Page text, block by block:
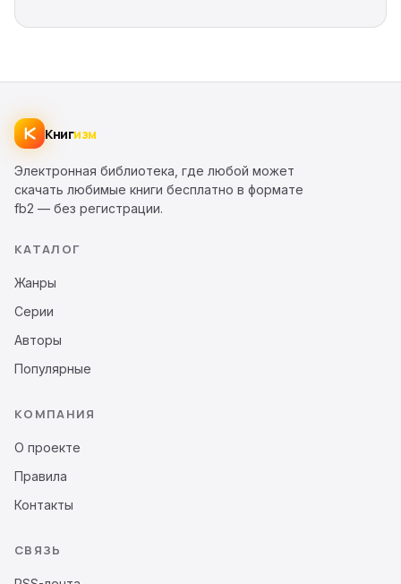
Книгизм
Электронная библиотека, где любой может
скачать любимые книги бесплатно в формате
fb2 — без регистрации.
КАТАЛОГ
Жанры
Серии
Авторы
Популярные
КОМПАНИЯ
О проекте
Правила
Контакты
СВЯЗЬ